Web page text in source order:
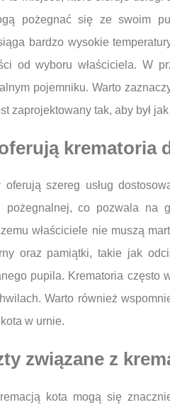
pożegnać się ze swoim
bardzo wysokie
od wyboru właściciela. W
pojemniku. Warto
zaprojektowany tak, aby był
krematoria
oferują szereg usług
pożegnalnej, co pozwala na
właściciele nie muszą
oraz pamiątki, takie jak
pupila. Krematoria często
Warto również
w urnie.
związane z
kota mogą się